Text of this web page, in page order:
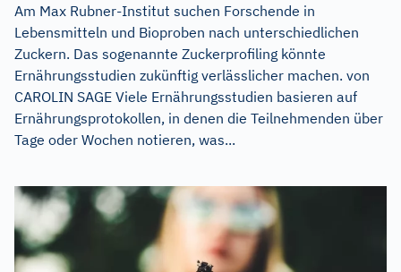
Am Max Rubner-Institut suchen Forschende in
Lebensmitteln und Bioproben nach unterschiedlichen
Zuckern. Das sogenannte Zuckerprofiling könnte
Ernährungsstudien zukünftig verlässlicher machen. von
CAROLIN SAGE Viele Ernährungsstudien basieren auf
Ernährungsprotokollen, in denen die Teilnehmenden über
Tage oder Wochen notieren, was...